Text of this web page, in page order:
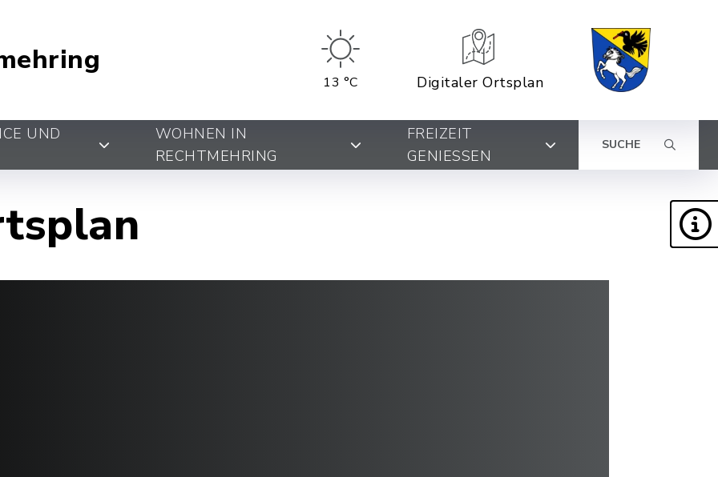
13 °C Digitaler Ortsplan
UND
WOHNEN IN
RECHTMEHRING
FREIZEIT
GENIESSEN
SUCHE